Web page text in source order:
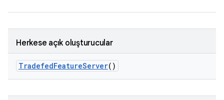
Herkese açık oluşturucular
TradefedFeatureServer()